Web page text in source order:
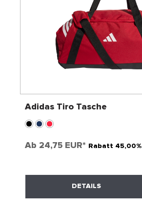
Adidas Tiro Tasche
Ab 24,75 EUR* Rabatt 45,00%
DETAILS